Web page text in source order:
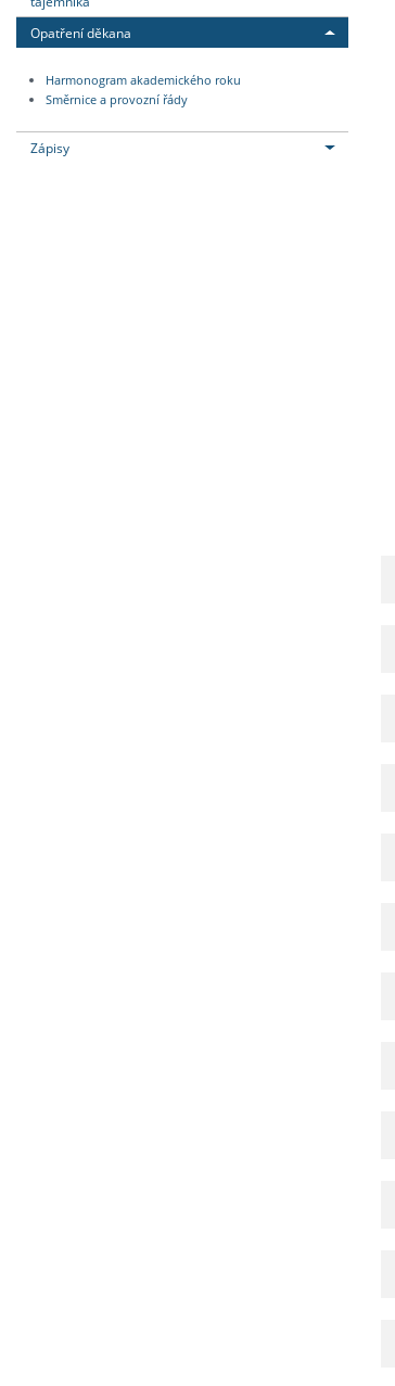
Opatření děkana
Harmonogram akademického roku
Směrnice a provozní řády
Zápisy